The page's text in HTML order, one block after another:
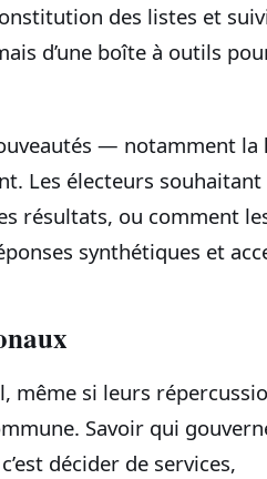
des listes et
d’une boîte à outils
— notamment la
Les électeurs souhaitant
résultats, ou comment
synthétiques et
même si leurs
Savoir qui
décider de services,